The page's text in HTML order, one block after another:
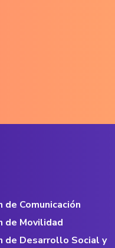
de Comunicación
de Movilidad
de Desarrollo Social y